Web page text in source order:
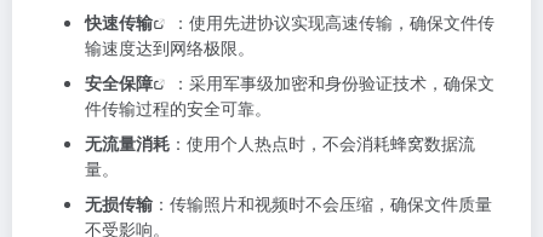
快速传输
：使用先进协议实现高速传输，确保文件传
输速度达到网络极限。
安全保障
：采用军事级加密和身份验证技术，确保文
件传输过程的安全可靠。
无流量消耗 ：使用个人热点时，不会消耗蜂窝数据流
量。
无损传输 ：传输照片和视频时不会压缩，确保文件质量
不受影响。